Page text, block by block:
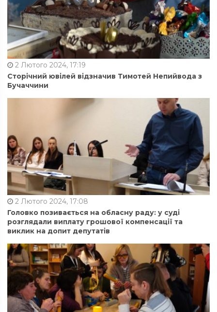
2 Лютого 2024, 17:19
Сторічний ювілей відзначив Тимотей Непийвода з
Бучаччини
2 Лютого 2024, 17:08
Головко позивається на обласну раду: у суді
розглядали виплату грошової компенсації та
виклик на допит депутатів